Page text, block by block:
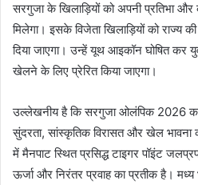
सरगुजा के खिलाड़ियों को अपनी प्रतिभा
मिलेगा। इसके विजेता खिलाड़ियों को राज्य
दिया जाएगा। उन्हें यूथ आइकॉन घोषित
खेलने के लिए प्रेरित किया जाएगा।
उल्लेखनीय है कि सरगुजा ओलंपिक 2026
सुंदरता, सांस्कृतिक विरासत और खेल
में मैनपाट स्थित प्रसिद्ध टाइगर पॉइंट
ऊर्जा और निरंतर प्रवाह का प्रतीक है।